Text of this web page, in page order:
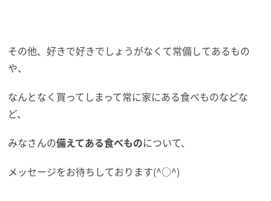
その他、好きで好きでしょうがなくて常備してあるもの
や、
なんとなく買ってしまって常に家にある食べものなどな
ど、
みなさんの備えてある食べものについて、
メッセージをお待ちしております(^○^)